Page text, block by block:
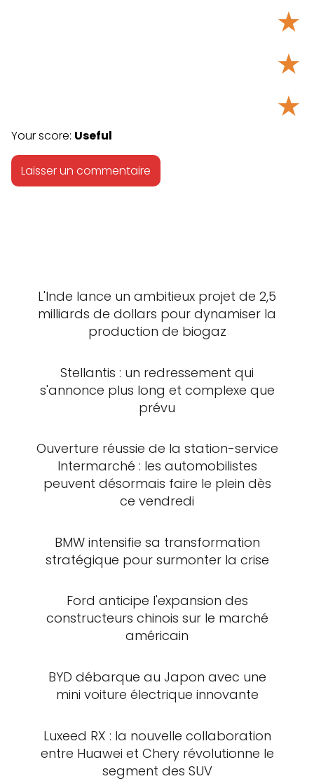
★
★
★
Your score: Useful
L'Inde lance un ambitieux projet de 2,5
milliards de dollars pour dynamiser la
production de biogaz
Stellantis : un redressement qui
s'annonce plus long et complexe que
prévu
Ouverture réussie de la station-service
Intermarché : les automobilistes
peuvent désormais faire le plein dès
ce vendredi
BMW intensifie sa transformation
stratégique pour surmonter la crise
Ford anticipe l'expansion des
constructeurs chinois sur le marché
américain
BYD débarque au Japon avec une
mini voiture électrique innovante
Luxeed RX : la nouvelle collaboration
entre Huawei et Chery révolutionne le
segment des SUV